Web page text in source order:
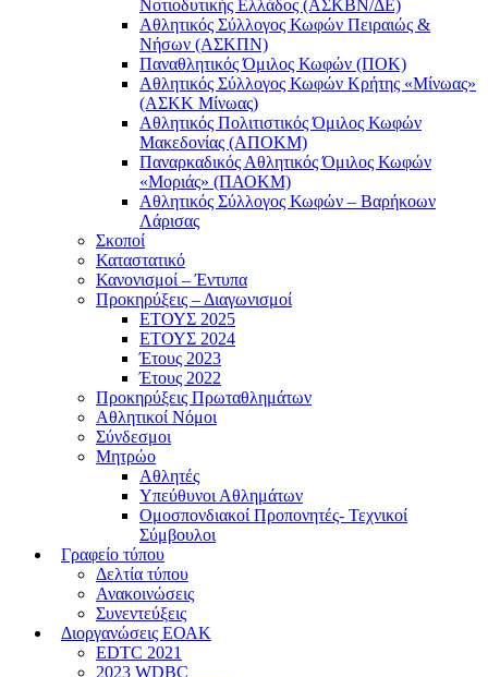
Νοτιοδυτικής Ελλάδος (ΑΣΚΒΝ/ΔΕ)
Αθλητικός Σύλλογος Κωφών Πειραιώς &
Νήσων (ΑΣΚΠΝ)
Παναθλητικός Όμιλος Κωφών (ΠΟΚ)
Αθλητικός Σύλλογος Κωφών Κρήτης «Μίνωας»
(ΑΣΚΚ Μίνωας)
Αθλητικός Πολιτιστικός Όμιλος Κωφών
Μακεδονίας (ΑΠΟΚΜ)
Παναρκαδικός Αθλητικός Όμιλος Κωφών
«Μοριάς» (ΠΑΟΚΜ)
Αθλητικός Σύλλογος Κωφών – Βαρήκοων
Λάρισας
Σκοποί
Καταστατικό
Κανονισμοί – Έντυπα
Προκηρύξεις – Διαγωνισμοί
ΕΤΟΥΣ 2025
ΕΤΟΥΣ 2024
Έτους 2023
Έτους 2022
Προκηρύξεις Πρωταθλημάτων
Αθλητικοί Νόμοι
Σύνδεσμοι
Μητρώο
Αθλητές
Υπεύθυνοι Αθλημάτων
Ομοσπονδιακοί Προπονητές- Τεχνικοί
Σύμβουλοι
Γραφείο τύπου
Δελτία τύπου
Ανακοινώσεις
Συνεντεύξεις
Διοργανώσεις ΕΟΑΚ
EDTC 2021
2023 WDBC